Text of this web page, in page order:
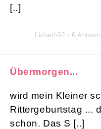
[..]
Lisbeth92 - 6
Übermorgen...
wird mein Kleiner
Rittergeburtstag ...
schon. Das S [..]